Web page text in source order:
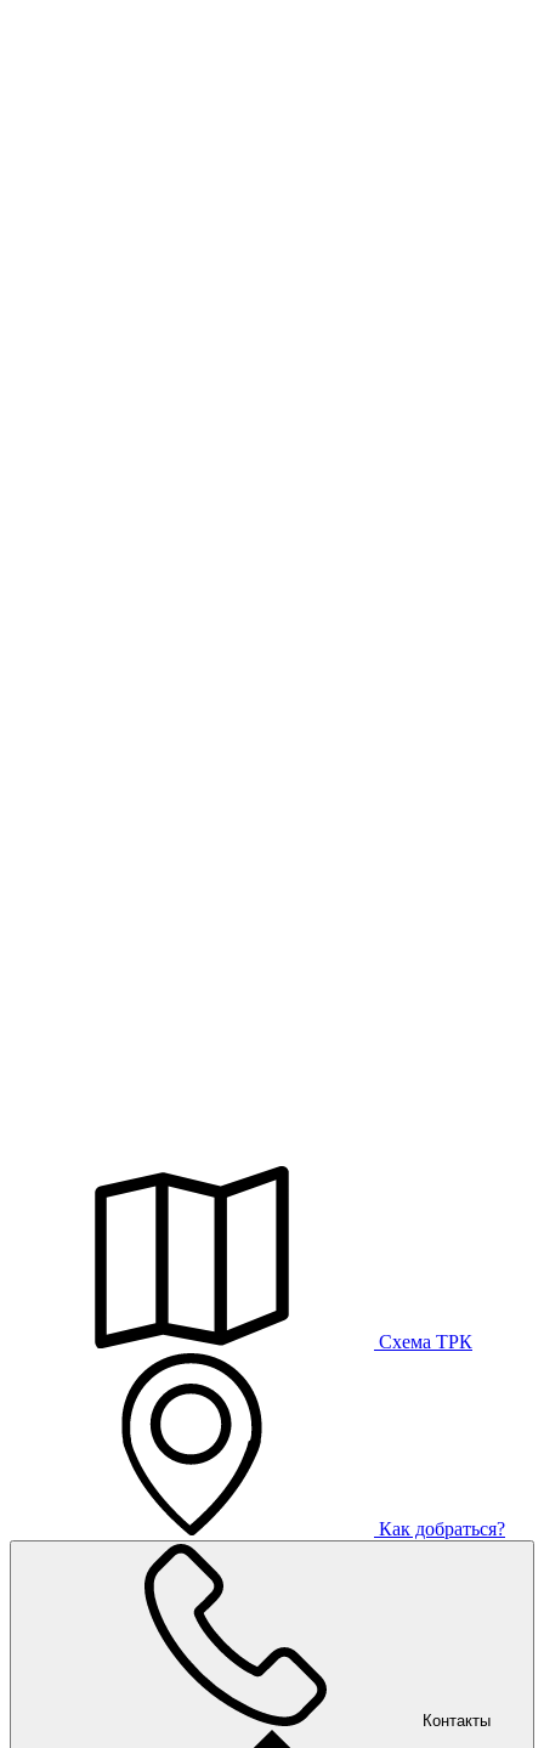
Схема ТРК
Как добраться?
Контакты